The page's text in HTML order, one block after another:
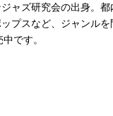
ャズ研究会の出身。
プスなど、ジャンル
です。